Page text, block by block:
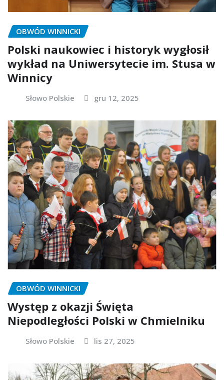
OBWÓD WINNICKI
Polski naukowiec i historyk wygłosił
wykład na Uniwersytecie im. Stusa w
Winnicy
Słowo Polskie gru 12, 2025
OBWÓD WINNICKI
Występ z okazji Święta
Niepodległości Polski w Chmielniku
Słowo Polskie lis 27, 2025